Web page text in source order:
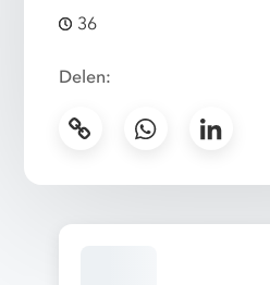
36
Delen: